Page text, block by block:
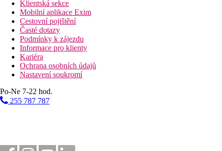
Klientská sekce
Mobilní aplikace Exim
Cestovní pojištění
Časté dotazy
Podmínky k zájezdu
Informace pro klienty
Kariéra
Ochrana osobních údajů
Nastavení soukromí
Po-Ne 7-22 hod.
255 787 787